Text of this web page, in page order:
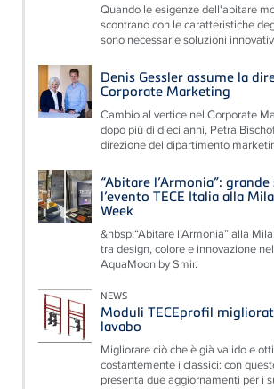
Quando le esigenze dell'abitare
scontrano con le caratteristiche
sono necessarie soluzioni
Denis Gessler assume la
Corporate Marketing
Cambio al vertice nel Corporate
dopo più di dieci anni, Petra
direzione del dipartimento
“Abitare l’Armonia”:
l’evento TECE Italia alla
Week
&nbsp;“Abitare l’Armonia” alla
tra design, colore e innovazione
AquaMoon by Smir.
NEWS
Moduli TECEprofil
lavabo
Migliorare ciò che è già valido e
costantemente i classici: con
presenta due aggiornamenti per i